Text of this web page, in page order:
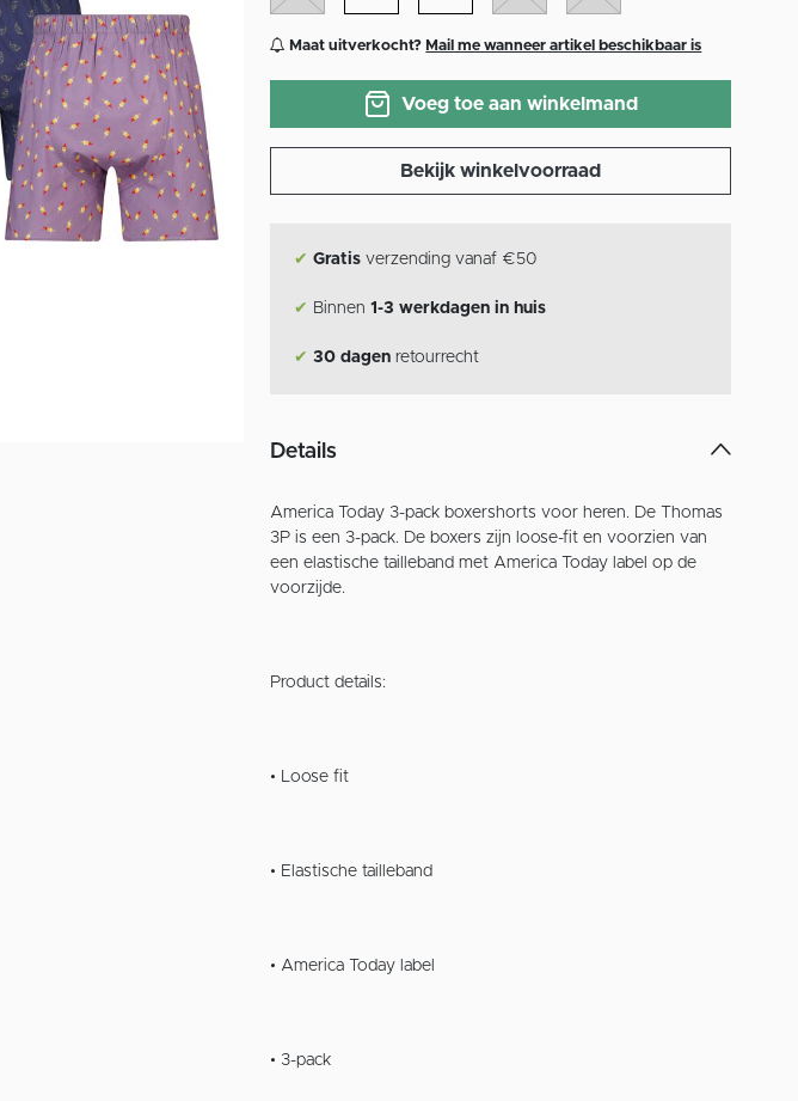
Maat uitverkocht? Mail me wanneer artikel beschikbaar is
Voeg toe aan winkelmand
Bekijk winkelvoorraad
✔ Gratis verzending vanaf €50
✔ Binnen1-3 werkdagen in huis
✔ 30 dagen retourrecht
Details
America Today 3-pack boxershorts voor heren. De Thomas
3P is een 3-pack. De boxers zijn loose-fit en voorzien van
een elastische tailleband met America Today label op de
voorzijde.
Product details:
• Loose fit
• Elastische tailleband
• America Today label
​• 3-pack